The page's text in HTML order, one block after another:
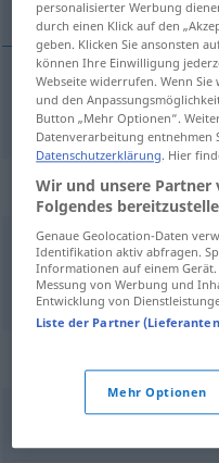
důvĕřovat (auf AKKDAT )
auf seinen gutenStern
spoléhat na svou
personalisierter Werbung
durch einen Klick auf den
geben. Klicken Sie ansonsten
können Ihre Einwilligung
Webseite widerrufen. Wenn
und den
Button „Mehr Optionen“.
Datenverarbeitung entnehmen
Datenschutzerklärung. Hier
Wir und unsere Partner
Folgendes
Genaue Geolocation-Daten
Identifikation aktiv abfragen.
Informationen auf einem
Messung von Werbung und
Entwicklung von
Liste der Partner
Mehr Optionen